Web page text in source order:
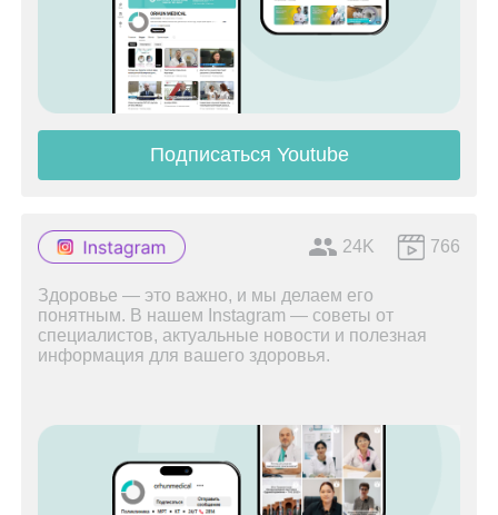
Подписаться Youtube
24K 766
Здоровье — это важно, и мы делаем его
понятным. В нашем Instagram — советы от
специалистов, актуальные новости и полезная
информация для вашего здоровья.